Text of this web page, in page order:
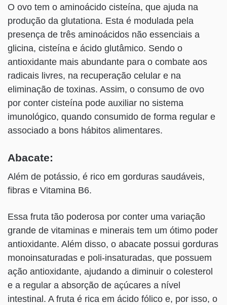
O ovo tem o aminoácido cisteína, que ajuda na
produção da glutationa. Esta é modulada pela
presença de três aminoácidos não essenciais a
glicina, cisteína e ácido glutâmico. Sendo o
antioxidante mais abundante para o combate aos
radicais livres, na recuperação celular e na
eliminação de toxinas. Assim, o consumo de ovo
por conter cisteína pode auxiliar no sistema
imunológico, quando consumido de forma regular e
associado a bons hábitos alimentares.
Abacate:
Além de potássio, é rico em gorduras saudáveis,
fibras e Vitamina B6.
Essa fruta tão poderosa por conter uma variação
grande de vitaminas e minerais tem um ótimo poder
antioxidante. Além disso, o abacate possui gorduras
monoinsaturadas e poli-insaturadas, que possuem
ação antioxidante, ajudando a diminuir o colesterol
e a regular a absorção de açúcares a nível
intestinal. A fruta é rica em ácido fólico e, por isso, o